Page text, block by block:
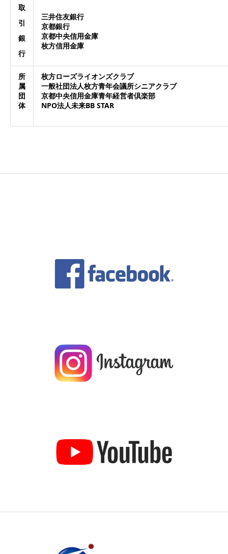
取
引
銀
行
三井住友銀行
京都銀行
京都中央信用金庫
枚方信用金庫
所
属
団
体
枚方ローズライオンズクラブ
一般社団法人枚方青年会議所シニアクラブ
京都中央信用金庫青年経営者倶楽部
NPO法人未来BB STAR